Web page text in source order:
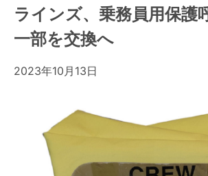
ラインズ、乗務員用保護
一部を交換へ
2023年10月13日